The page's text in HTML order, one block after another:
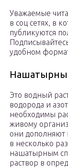
Уважаемые
в соц сетях, в
публикуются
удобном
Это водный
водорода и
необходимы
живому
они дополняют
в несколько
нашатырным
раствор в